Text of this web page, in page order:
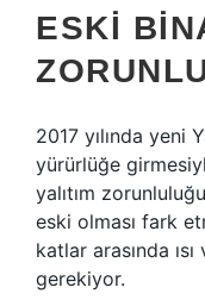
ESKI
2017 yılında yeni
yürürlüğe
yalıtım
eski olması fark
katlar arasında ısı
gerekiyor.